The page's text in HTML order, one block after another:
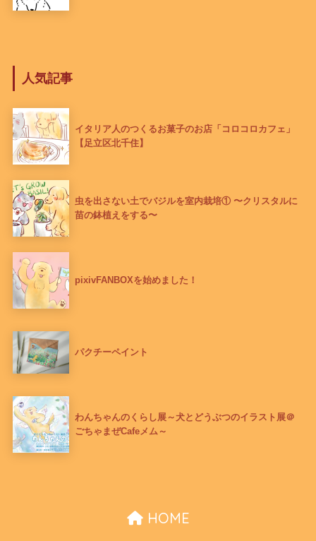
人気記事
イタリア人のつくるお菓子のお店「コロコロカフェ」
【足立区北千住】
虫を出さない土でバジルを室内栽培① 〜クリスタルに
苗の鉢植えをする〜
pixivFANBOXを始めました！
パクチーペイント
わんちゃんのくらし展～犬とどうぶつのイラスト展＠
ごちゃまぜCafeメム～
HOME